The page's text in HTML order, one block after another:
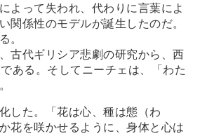
よって失われ、代わりに言葉によ
関係性のモデルが誕生したのだ。
。
古代ギリシア悲劇の研究から、西
ある。そしてニーチェは、「わた
した。「花は心、種は態（わ
花を咲かせるように、身体と心は